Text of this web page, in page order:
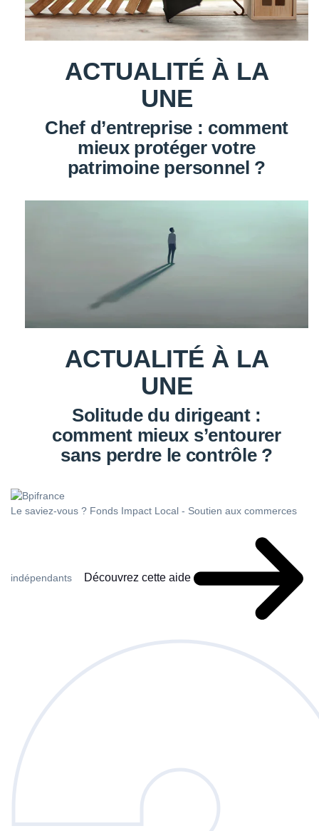
ACTUALITÉ À LA
UNE
Chef d’entreprise : comment
mieux protéger votre
patrimoine personnel ?
ACTUALITÉ À LA
UNE
Solitude du dirigeant :
comment mieux s’entourer
sans perdre le contrôle ?
Le saviez-vous ? Fonds Impact Local - Soutien aux commerces
indépendants Découvrez cette aide